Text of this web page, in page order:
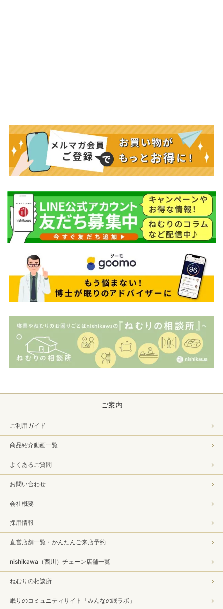
ご案内
ご利用ガイド
商品紹介動画一覧
よくあるご質問
お問い合わせ
会社概要
採用情報
直営店舗一覧・かんたんご来店予約
nishikawa（西川）チェーン店舗一覧
ねむりの相談所
眠りのコミュニティサイト「みんなの眠ラボ」